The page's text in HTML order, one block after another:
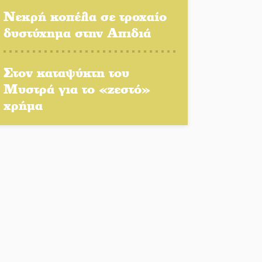
Γκερέκου
Νταλίκα έπεσε σε γκρεμό
48χρονος οδηγός
Νεκρή κοπέλα σε τροχαίο
δυστύχημα στην Απιδιά
Στον καταψύκτη του
Μυστρά για το «ζεστό»
χρήμα